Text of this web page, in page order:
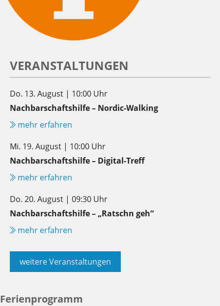
VERANSTALTUNGEN
Do. 13. August | 10:00 Uhr
Nachbarschaftshilfe – Nordic-Walking
mehr erfahren
Mi. 19. August | 10:00 Uhr
Nachbarschaftshilfe – Digital-Treff
mehr erfahren
Do. 20. August | 09:30 Uhr
Nachbarschaftshilfe – „Ratschn geh“
mehr erfahren
weitere Veranstaltungen
Ferienprogramm